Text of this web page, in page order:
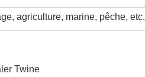
agriculture, marine, pêche, etc.